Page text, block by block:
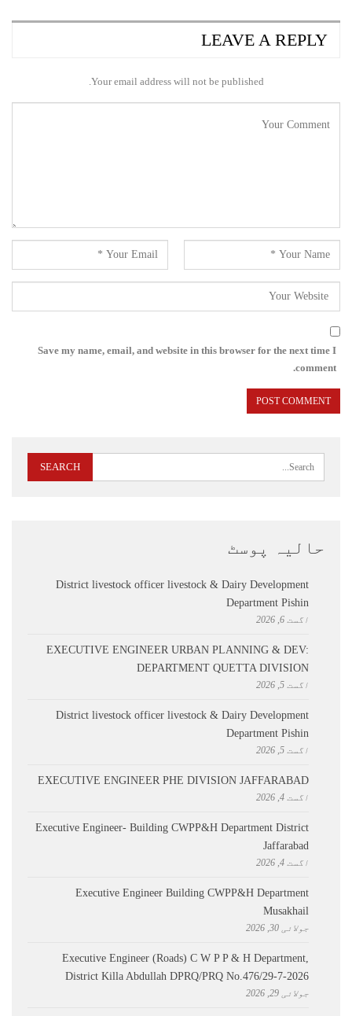
LEAVE A REPLY
Your email address will not be published.
Save my name, email, and website in this browser for the next time I
comment.
حالیہ پوسٹ
District livestock officer livestock & Dairy Development
Department Pishin
اگست 6, 2026
EXECUTIVE ENGINEER URBAN PLANNING & DEV:
DEPARTMENT QUETTA DIVISION
اگست 5, 2026
District livestock officer livestock & Dairy Development
Department Pishin
اگست 5, 2026
EXECUTIVE ENGINEER PHE DIVISION JAFFARABAD
اگست 4, 2026
Executive Engineer- Building CWPP&H Department District
Jaffarabad
اگست 4, 2026
Executive Engineer Building CWPP&H Department
Musakhail
جولائی 30, 2026
Executive Engineer (Roads) C W P P & H Department,
District Killa Abdullah ​DPRQ/PRQ No.476/29-7-2026
جولائی 29, 2026